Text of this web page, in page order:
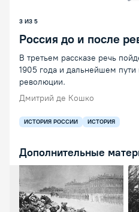
3 ИЗ 5
Россия до и после
В третьем рассказе речь
1905 года и дальнейшем
революции.
Дмитрий де Кошко
ИСТОРИЯ РОССИИ ИСТОРИЯ
Дополнительные
Открыть предпросмотр